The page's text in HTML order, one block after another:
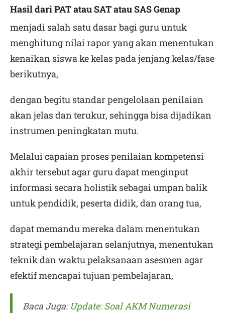
Hasil dari PAT atau SAT atau SAS Genap
menjadi salah satu dasar bagi guru untuk
menghitung nilai rapor yang akan menentukan
kenaikan siswa ke kelas pada jenjang kelas/fase
berikutnya,
dengan begitu standar pengelolaan penilaian
akan jelas dan terukur, sehingga bisa dijadikan
instrumen peningkatan mutu.
Melalui capaian proses penilaian kompetensi
akhir tersebut agar guru dapat menginput
informasi secara holistik sebagai umpan balik
untuk pendidik, peserta didik, dan orang tua,
dapat memandu mereka dalam menentukan
strategi pembelajaran selanjutnya, menentukan
teknik dan waktu pelaksanaan asesmen agar
efektif mencapai tujuan pembelajaran,
Baca Juga: Update: Soal AKM Numerasi